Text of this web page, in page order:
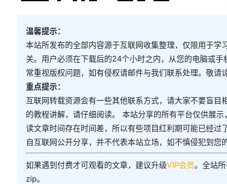
温馨提示：
本站所发布的全部内容源于互联网收集整理，仅限用于
关。用户必须在下载后的24个小时之内，从您的电脑或
常重视版权问题，如有侵权请邮件与我们联系处理。敬请谅
重点提示：
互联网转载资源会有一些其他联系方式，请大家不要盲
的教程讲解，请仔细阅读。 本站分享的所有平台仅供展
读文章时间存在时间差，所以有些项目红利期可能已经
自互联网公开分享，并不代表本站立场，如不慎侵犯到您
如果遇到付费才可观看的文章，建议升级VIP会员。全站
zip。